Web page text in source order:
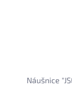
Náušnice